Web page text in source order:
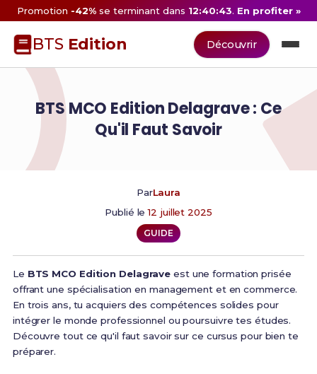
Promotion -42%se terminant dans 12:40:42. En profiter »
BTS Edition Découvrir
BTS MCO Edition Delagrave : Ce
Qu'il Faut Savoir
ParLaura
Publié le12 juillet 2025
GUIDE
Le BTS MCO Edition Delagrave est une formation prisée
offrant une spécialisation en management et en commerce.
En trois ans, tu acquiers des compétences solides pour
intégrer le monde professionnel ou poursuivre tes études.
Découvre tout ce qu'il faut savoir sur ce cursus pour bien te
préparer.